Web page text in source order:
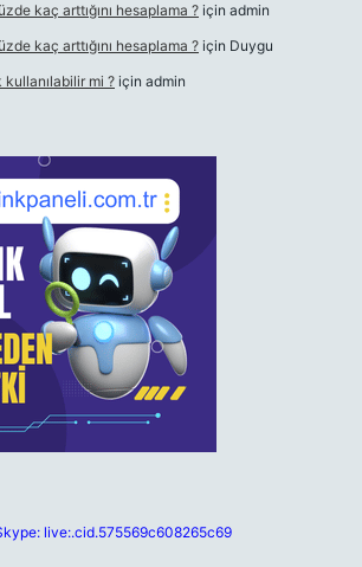
kaç arttığını hesaplama ? için admin
kaç arttığını hesaplama ? için Duygu
mi ? için admin
live:.cid.575569c608265c69